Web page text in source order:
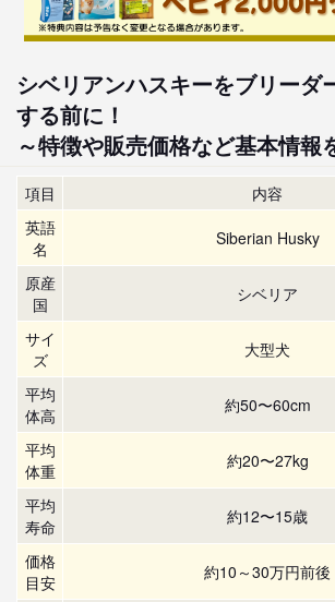
シベリアンハスキーをブリーダ
する前に！
～特徴や販売価格など基本情報
項目
内容
英語
名
Siberian Husky
原産
国
シベリア
サイ
ズ
大型犬
平均
体高
約50〜60cm
平均
体重
約20〜27kg
平均
寿命
約12〜15歳
価格
目安
約10～30万円前後